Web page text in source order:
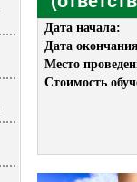
Дата начала:
Дата
Место
Стоимость